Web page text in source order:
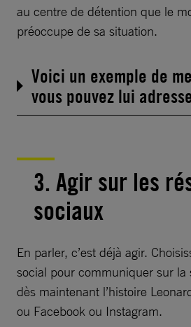
au centre de détention que le
préoccupe de sa situation.
Voici un exemple de
vous pouvez lui
3. Agir sur les
sociaux
En parler, c’est déjà agir.
social pour communiquer sur la
dès maintenant l’histoire
ou Facebook ou Instagram.